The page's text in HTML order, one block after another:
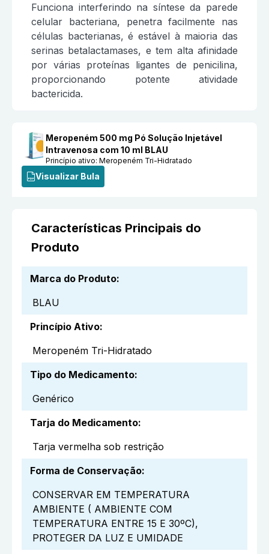
Funciona interferindo na síntese da parede
celular bacteriana, penetra facilmente nas
células bacterianas, é estável à maioria das
serinas betalactamases, e tem alta afinidade
por várias proteínas ligantes de penicilina,
proporcionando potente atividade
bactericida.
Meropeném 500 mg Pó Solução Injetável
Intravenosa com 10 ml BLAU
Princípio ativo:Meropeném Tri-Hidratado
Visualizar Bula
Características Principais do
Produto
Marca do Produto:
BLAU
Princípio Ativo:
Meropeném Tri-Hidratado
Tipo do Medicamento:
Genérico
Tarja do Medicamento:
Tarja vermelha sob restrição
Forma de Conservação:
CONSERVAR EM TEMPERATURA
AMBIENTE ( AMBIENTE COM
TEMPERATURA ENTRE 15 E 30ºC),
PROTEGER DA LUZ E UMIDADE